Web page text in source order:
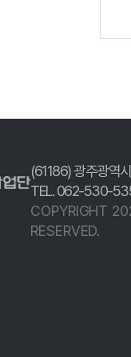
(61186) 광주광역
TEL. 062-530-
COPYRIGHT
RESERVED.